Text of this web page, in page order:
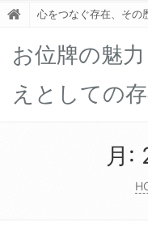
心をつなぐ存在、その
お位牌の魅
えとしての
月: